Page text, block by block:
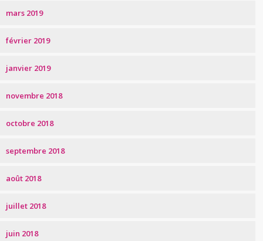
mars 2019
février 2019
janvier 2019
novembre 2018
octobre 2018
septembre 2018
août 2018
juillet 2018
juin 2018